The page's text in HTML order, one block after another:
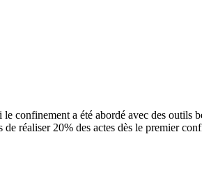
a été abordé avec des outils
réaliser 20% des actes dès le premier